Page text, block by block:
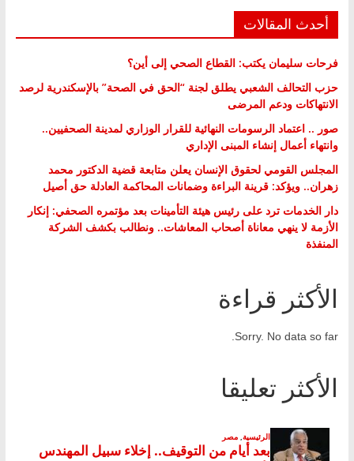
أحدث المقالات
فرحات سليمان يكتب: القطاع الصحي إلى أين؟
حزب التحالف الشعبي يطلق لجنة “الحق في الصحة” بالإسكندرية لرصد
الانتهاكات ودعم المرضى
صور .. اعتماد الرسومات النهائية للقرار الوزاري لمدينة الصحفيين..
وانتهاء أعمال إنشاء المبنى الإداري
المجلس القومي لحقوق الإنسان يعلن متابعة قضية الدكتور محمد
زهران.. ويؤكد: قرينة البراءة وضمانات المحاكمة العادلة حق أصيل
دار الخدمات ترد على رئيس هيئة التأمينات بعد مؤتمره الصحفي: إنكار
الأزمة لا ينهي معاناة أصحاب المعاشات.. ونطالب بكشف الشركة
المنفذة
الأكثر قراءة
Sorry. No data so far.
الأكثر تعليقا